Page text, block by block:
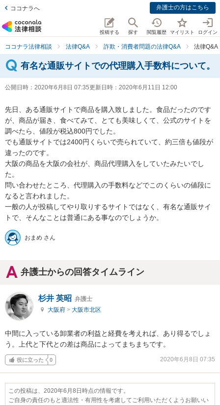
ココナラへ 弁護士の方はこちら
投稿する 探す 閲覧履歴 マイリスト ログイン
ココナラ法律相談 法律Q&A 詐欺・消費者問題の法律Q&A 法律Q&A
有名な通販サイトでの代理購入手数料について。
公開日時： 2020年6月8日 07:35更新日時： 2020年6月11日 12:00
先日、ある通販サイトで商品を購入致しました。食品だったのです
が、商品が届き、食べてみて、とても美味しくて、公式のサイトを
調べたら、値段が税込800円でした。
でも通販サイトでは2400円くらいで売られていて、約三倍も値段が
違ったのです。
大阪の商品を大阪の会社が、商品代理購入をしていたみたいでし
た。
問い合わせたところ、代理購入の手数料などでこのくらいの値段に
なると言われました。
一般の人が投稿してやり取りするサイトではなく、有名な通販サイ
トで、そんなことは普通にある事なのでしょうか。
おまめ さん
弁護士からの回答タイムライン
杉井 英昭 弁護士
大阪府 > 大阪市北区
中間に入っている卸業者の利益と経費を考えれば、あり得るでしょ
う。上代と下代との差は商品によってまちまちです。
役に立った 0 2020年6月8日 07:35
この投稿は、2020年6月8日時点の情報です。
ご自身の責任のもと適法性・有用性を考慮してご利用いただくようお願いい